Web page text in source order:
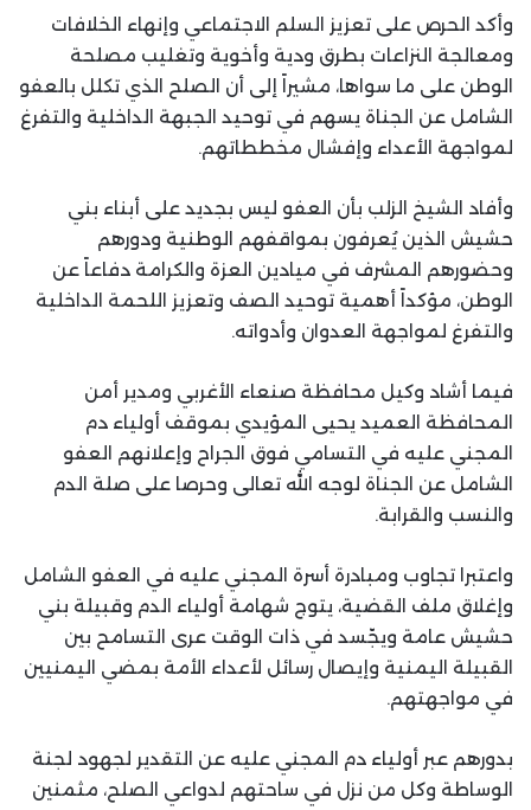
وأكد الحرص على تعزيز السلم الاجتماعي وإنهاء الخلافات
ومعالجة النزاعات بطرق ودية وأخوية وتغليب مصلحة
الوطن على ما سواها، مشيراً إلى أن الصلح الذي تكلل بالعفو
الشامل عن الجناة يسهم في توحيد الجبهة الداخلية والتفرغ
لمواجهة الأعداء وإفشال مخططاتهم.
وأفاد الشيخ الزلب بأن العفو ليس بجديد على أبناء بني
حشيش الذين يُعرفون بمواقفهم الوطنية ودورهم
وحضورهم المشرف في ميادين العزة والكرامة دفاعاً عن
الوطن، مؤكداً أهمية توحيد الصف وتعزيز اللحمة الداخلية
والتفرغ لمواجهة العدوان وأدواته.
فيما أشاد وكيل محافظة صنعاء الأغربي ومدير أمن
المحافظة العميد يحيى المؤيدي بموقف أولياء دم
المجني عليه في التسامي فوق الجراح وإعلانهم العفو
الشامل عن الجناة لوجه الله تعالى وحرصا على صلة الدم
والنسب والقرابة.
واعتبرا تجاوب ومبادرة أسرة المجني عليه في العفو الشامل
وإغلاق ملف القضية، يتوج شهامة أولياء الدم وقبيلة بني
حشيش عامة ويجّسد في ذات الوقت عرى التسامح بين
القبيلة اليمنية وإيصال رسائل لأعداء الأمة بمضي اليمنيين
في مواجهتهم.
بدورهم عبر أولياء دم المجني عليه عن التقدير لجهود لجنة
الوساطة وكل من نزل في ساحتهم لدواعي الصلح، مثمنين